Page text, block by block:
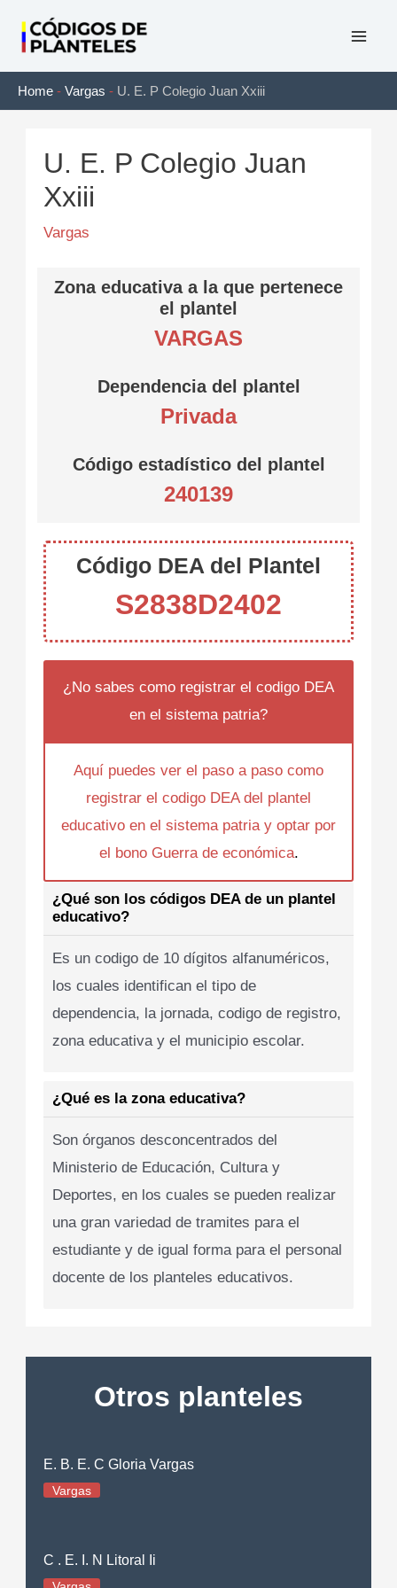
contenido
Home - Vargas - U. E. P Colegio Juan Xxiii
U. E. P Colegio Juan
Xxiii
Vargas
Zona educativa a la que pertenece
el plantel
VARGAS
Dependencia del plantel
Privada
Código estadístico del plantel
240139
Código DEA del Plantel
S2838D2402
¿No sabes como registrar el codigo DEA
en el sistema patria?
Aquí puedes ver el paso a paso como
registrar el codigo DEA del plantel
educativo en el sistema patria y optar por
el bono Guerra de económica.
¿Qué son los códigos DEA de un plantel
educativo?
Es un codigo de 10 dígitos alfanuméricos,
los cuales identifican el tipo de
dependencia, la jornada, codigo de registro,
zona educativa y el municipio escolar.
¿Qué es la zona educativa?
Son órganos desconcentrados del
Ministerio de Educación, Cultura y
Deportes, en los cuales se pueden realizar
una gran variedad de tramites para el
estudiante y de igual forma para el personal
docente de los planteles educativos.
Otros planteles
E. B. E. C Gloria Vargas
Vargas
C . E. I. N Litoral Ii